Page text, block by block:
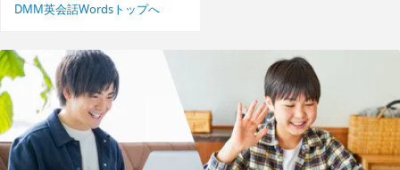
DMM英会話Wordsトップへ